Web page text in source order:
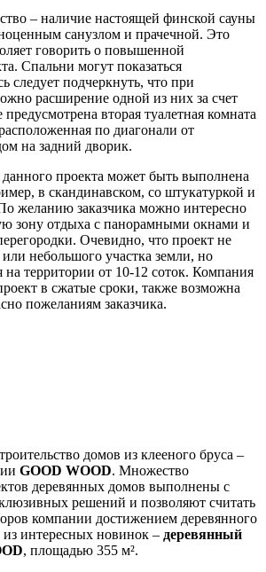
– наличие настоящей финской сауны
санузлом и прачечной. Это
говорить о повышенной
Спальни могут показаться
следует подчеркнуть, что при
расширение одной из них за счет
вторая туалетная комната
по диагонали от
на задний дворик.
проекта может быть выполнена
в скандинавском, со штукатуркой и
желанию заказчика можно интересно
зону отдыха с панорамными окнами и
Очевидно, что проект не
или небольшого участка земли, но
территории от 10-12 соток. Компания
в сжатые сроки, также возможна
пожеланиям заказчика.
домов из клееного бруса –
GOOD WOOD. Множество
деревянных домов выполнены с
решений и позволяют считать
компании достижением деревянного
интересных новинок – деревянный
, площадью 355 м².